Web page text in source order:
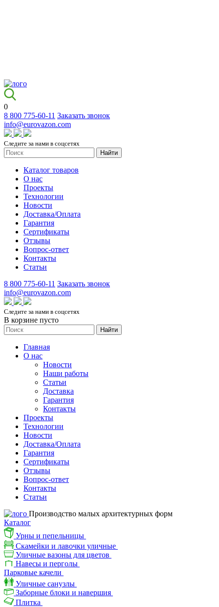
0
8 800 775-60-11 Заказать звонок
info@eurovazon.com
Следите за нами в соцсетях
Найти
Каталог товаров
О нас
Проекты
Технологии
Новости
Доставка/Оплата
Гарантия
Сертификаты
Отзывы
Вопрос-ответ
Контакты
Статьи
8 800 775-60-11 Заказать звонок
info@eurovazon.com
Следите за нами в соцсетях
В корзине пусто
Найти
Главная
О нас
Новости
Наши работы
Статьи
Доставка
Гарантия
Контакты
Проекты
Технологии
Новости
Доставка/Оплата
Гарантия
Сертификаты
Отзывы
Вопрос-ответ
Контакты
Статьи
Производство малых архитектурных форм
Каталог
Урны и пепельницы
Скамейки и лавочки уличные
Уличные вазоны для цветов
Навесы и перголы
Парковые качели
Уличные санузлы
Заборные блоки и навершия
Плитка